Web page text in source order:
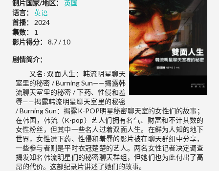
制片国家/地区：
英国
语言：
英语
首播：
2024
集数：
1
影片得分：
8.7 / 10
剧情简介：
又名: 双面人生：韩流明星聊天
室里的秘密 / Burning Sun——揭露韩
流聊天室里的秘密 / 下药、性侵和羞
辱——揭露韩流明星聊天室里的秘密
/ Burning Sun：揭露K-POP明星秘密聊天室的女性们的故事；
在韩国，韩流（K-pop）艺人们拥有名气、财富和不计其数的
女性粉丝，但其中一些名人过着双面人生。在鲜为人知的地下
世界，女性遭下药、性侵和羞辱的影片被在聊天群组中分享，
一些参与者则是平时衣冠楚楚的艺人。两名女性记者决定调查
揭发知名韩流明星们的秘密聊天群组，但她们也为此付出了高
昂的代价。这部纪录片讲述了她们的故事。